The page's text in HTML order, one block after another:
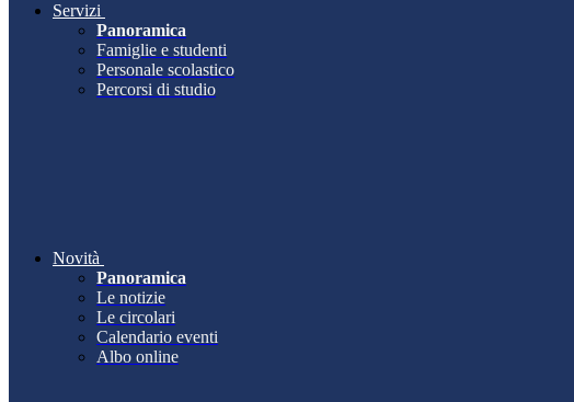
Servizi
Panoramica
Famiglie e studenti
Personale scolastico
Percorsi di studio
Novità
Panoramica
Le notizie
Le circolari
Calendario eventi
Albo online